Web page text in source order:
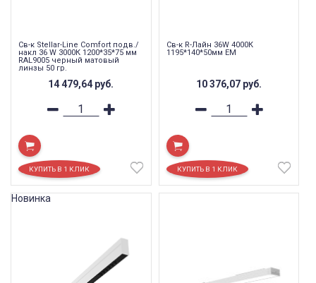
Св-к Stellar-Line Сomfort подв./
накл 36 W 3000К 1200*35*75 мм
RAL9005 черный матовый
линзы 50 гр.
14 479,64 руб.
Св-к R-Лайн 36W 4000К
1195*140*50мм EM
10 376,07 руб.
Новинка